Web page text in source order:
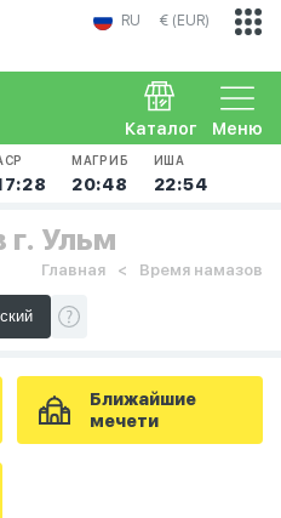
RU € (EUR)
Меню
Каталог
МАГРИБ
20:48
ИША
22:54
г. Ульм
Главная Время намазов
Ближайшие
мечети